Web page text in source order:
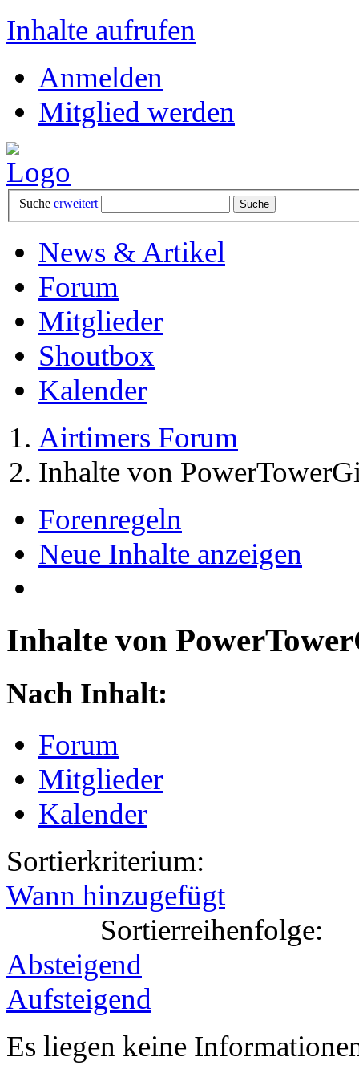
Inhalte aufrufen
Anmelden
Mitglied werden
Suche erweitert
News & Artikel
Forum
Mitglieder
Shoutbox
Kalender
Airtimers Forum
Inhalte von
Forenregeln
Neue Inhalte anzeigen
Inhalte von
Nach Inhalt:
Forum
Mitglieder
Kalender
Sortierkriterium:
Wann hinzugefügt
Sortierreihenfolge:
Absteigend
Aufsteigend
Es liegen keine